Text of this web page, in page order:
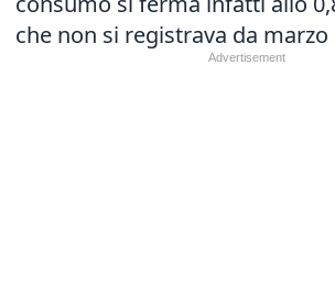
che non si registrava da marzo